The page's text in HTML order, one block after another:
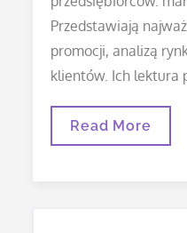
Przedstawiają
promocji, analizą
klientów. Ich lektura
Poznaj
Read More